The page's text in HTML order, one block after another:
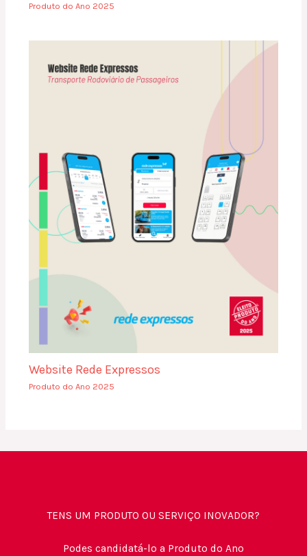
Produto do Ano 2025
Website Rede Expressos
Produto do Ano 2025
TENS UM PRODUTO OU SERVIÇO INOVADOR?
Podes candidatá-lo a Produto do Ano